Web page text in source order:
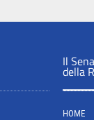
Il
della
HOME